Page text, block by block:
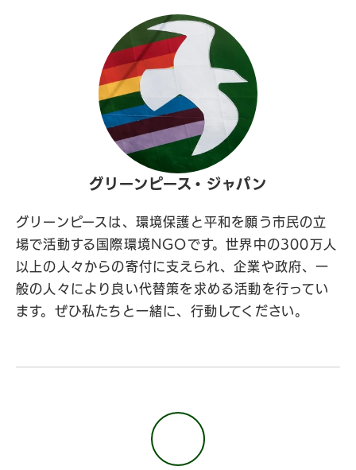
グリーンピース・ジャパン
グリーンピースは、環境保護と平和を願う市民の立
場で活動する国際環境NGOです。世界中の300万人
以上の人々からの寄付に支えられ、企業や政府、一
般の人々により良い代替策を求める活動を行ってい
ます。ぜひ私たちと一緒に、行動してください。